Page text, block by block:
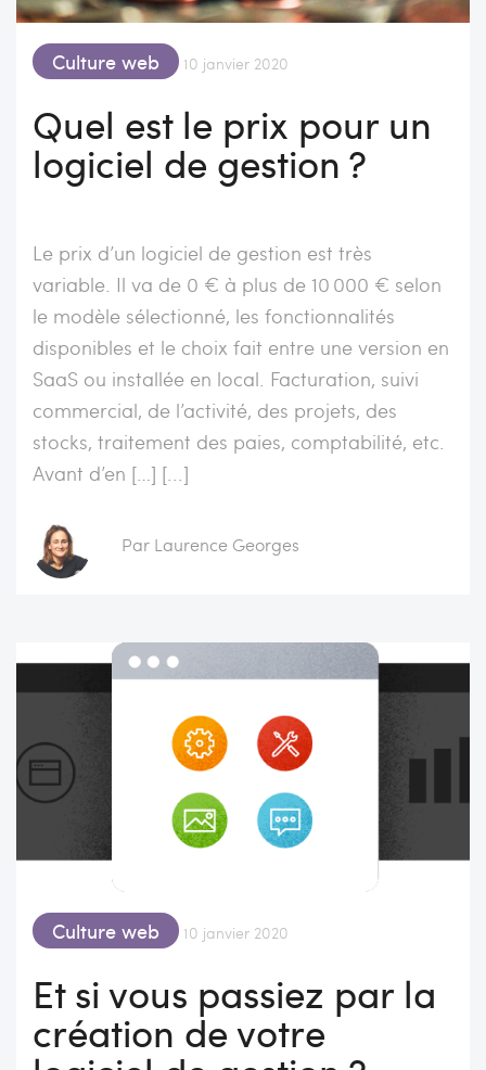
Culture web 10 janvier 2020
Quel est le prix pour un
logiciel de gestion ?
Le prix d’un logiciel de gestion est très
variable. Il va de 0 € à plus de 10 000 € selon
le modèle sélectionné, les fonctionnalités
disponibles et le choix fait entre une version en
SaaS ou installée en local. Facturation, suivi
commercial, de l’activité, des projets, des
stocks, traitement des paies, comptabilité, etc.
Avant d’en […] [...]
Par Laurence Georges
Culture web 10 janvier 2020
Et si vous passiez par la
création de votre